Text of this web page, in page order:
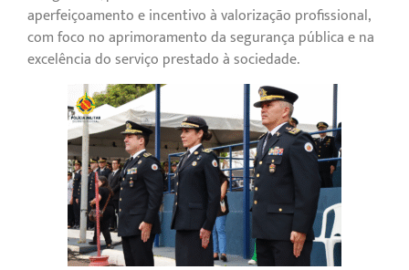
aperfeiçoamento e incentivo à valorização profissional,
com foco no aprimoramento da segurança pública e na
excelência do serviço prestado à sociedade.